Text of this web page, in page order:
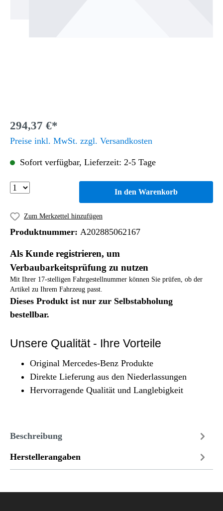
294,37 €*
Preise inkl. MwSt. zzgl. Versandkosten
Sofort verfügbar, Lieferzeit: 2-5 Tage
In den Warenkorb
Zum Merkzettel hinzufügen
Produktnummer: A202885062167
Als Kunde registrieren, um
Verbaubarkeitsprüfung zu nutzen
Mit Ihrer 17-stelligen Fahrgestellnummer können Sie prüfen, ob der
Artikel zu Ihrem Fahrzeug passt.
Dieses Produkt ist nur zur Selbstabholung
bestellbar.
Unsere Qualität - Ihre Vorteile
Original Mercedes-Benz Produkte
Direkte Lieferung aus den Niederlassungen
Hervorragende Qualität und Langlebigkeit
Beschreibung
Herstellerangaben